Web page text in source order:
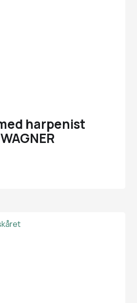
harpenist